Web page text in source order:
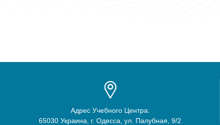
Адрес Учебного Центра:
65030 Украина, г. Одесса, ул. Палубная, 9/2